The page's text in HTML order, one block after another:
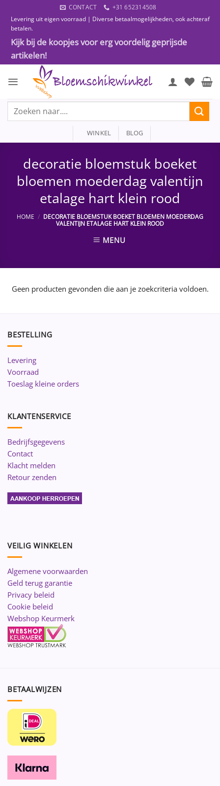
naar
inhoud
CONTACT
+31 652314508
Levering uit eigen voorraad | Diverse betaalmogelijkheden, ook achteraf
betalen.
Kijk bij de koopjes voor erg voordelig geprijsde
artikelen!
Zoeken
WINKEL BLOG
decoratie bloemstuk boeket
bloemen moederdag valentijn
etalage hart klein rood
HOME / DECORATIE BLOEMSTUK BOEKET BLOEMEN MOEDERDAG
VALENTIJN ETALAGE HART KLEIN ROOD
MENU
Geen producten gevonden die aan je zoekcriteria voldoen.
BESTELLING
Levering
Voorraad
Toeslag kleine orders
KLANTENSERVICE
Bedrijfsgegevens
Contact
Klacht melden
Retour zenden
VEILIG WINKELEN
Algemene voorwaarden
Geld terug garantie
Privacy beleid
Cookie beleid
Webshop Keurmerk
BETAALWIJZEN